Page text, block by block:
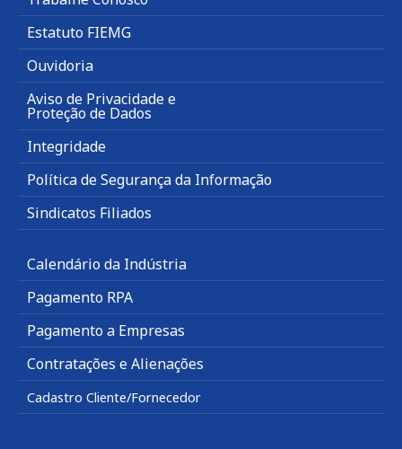
Estatuto FIEMG
Ouvidoria
Aviso de Privacidade e
Proteção de Dados
Integridade
Política de Segurança da Informação
Sindicatos Filiados
Calendário da Indústria
Pagamento RPA
Pagamento a Empresas
Contratações e Alienações
Cadastro Cliente/Fornecedor